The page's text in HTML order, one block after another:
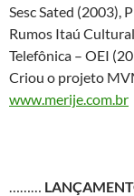
Sesc Sated (2003),
Rumos Itaú
Telefônica – OEI
Criou o projeto
www.merije.com.br
………